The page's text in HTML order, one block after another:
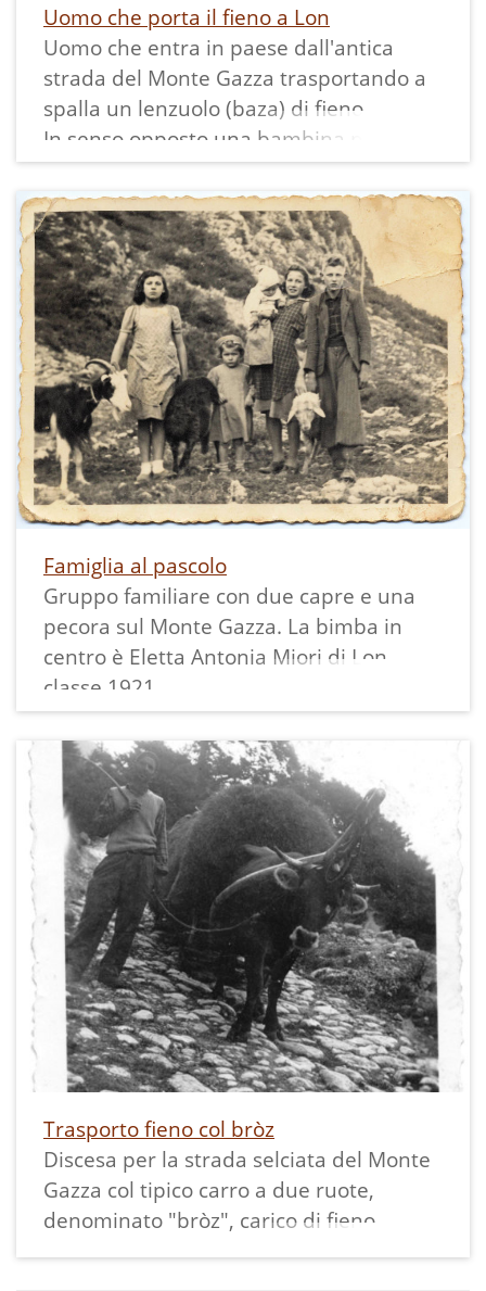
Uomo che porta il fieno a Lon
Uomo che entra in paese dall'antica
strada del Monte Gazza trasportando a
spalla un lenzuolo (baza) di fieno.
In senso opposto una bambina percorre
solitaria la strada verso la campagna e la
montagna.
Si nota la presenza di diversi gelsi e la
località "Lavini" senza case.
Famiglia al pascolo
Gruppo familiare con due capre e una
pecora sul Monte Gazza. La bimba in
centro è Eletta Antonia Miori di Lon
classe 1921.
Trasporto fieno col bròz
Discesa per la strada selciata del Monte
Gazza col tipico carro a due ruote,
denominato "bròz", carico di fieno.